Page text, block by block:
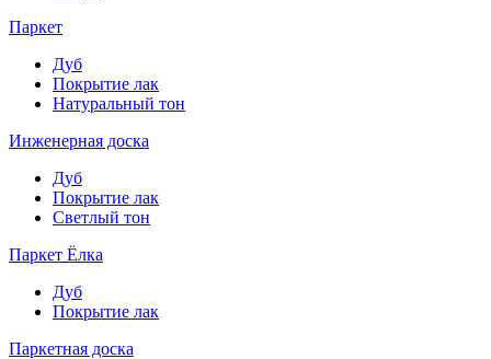
Паркет
Дуб
Покрытие лак
Натуральный тон
Инженерная доска
Дуб
Покрытие лак
Светлый тон
Паркет Ёлка
Дуб
Покрытие лак
Паркетная доска